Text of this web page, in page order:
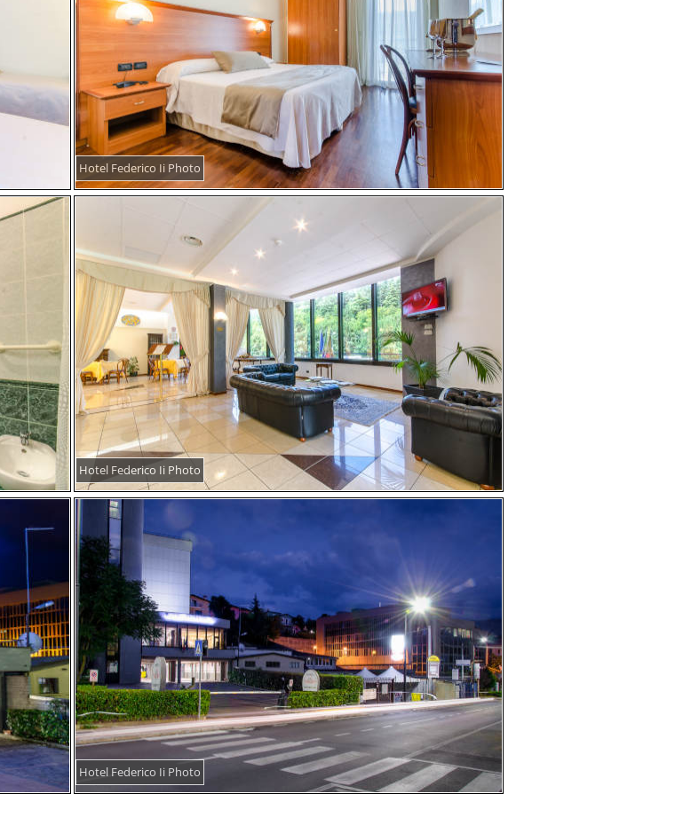
Hotel Federico Ii Photo
Hotel Federico Ii Photo
Hotel Federico Ii Photo